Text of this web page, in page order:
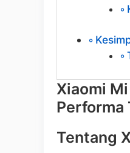
Xiaomi
Performa
Tentang